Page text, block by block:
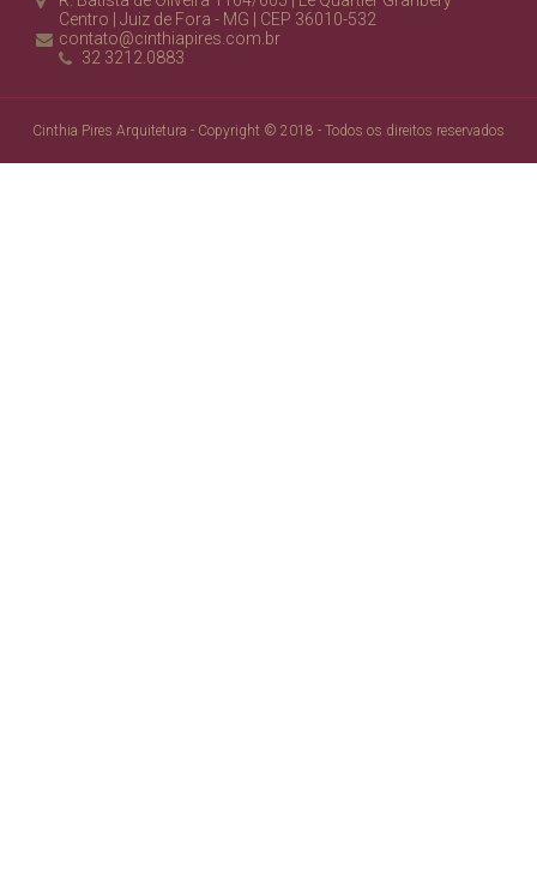
Centro | Juiz de Fora - MG | CEP 36010-532
contato@cinthiapires.com.br
32 3212.0883
Cinthia Pires Arquitetura - Copyright © 2018 - Todos os direitos reservados